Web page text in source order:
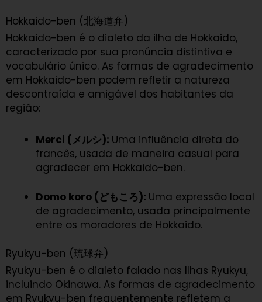
Hokkaido-ben (北海道弁)
Hokkaido-ben é o dialeto da ilha de Hokkaido,
caracterizado por sua pronúncia distintiva e
vocabulário único. As formas de agradecimento
em Hokkaido-ben podem refletir a natureza
descontraída e amigável dos habitantes da
região:
Merci (メルシ): Uma influência direta do
francês, usada de maneira casual para
agradecer em Hokkaido-ben.
Domo koro (どもころ): Uma expressão local
de agradecimento, usada principalmente
entre os moradores de Hokkaido.
Ryukyu-ben (琉球弁)
Ryukyu-ben é o dialeto falado nas Ilhas Ryukyu,
incluindo Okinawa. As formas de agradecimento
em Ryukyu-ben frequentemente refletem a